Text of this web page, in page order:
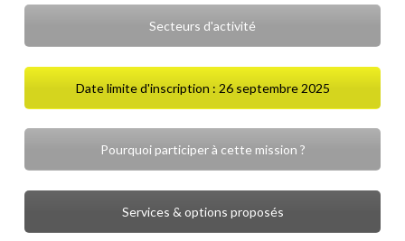
Secteurs d'activité
Date limite d'inscription : 26 septembre 2025
Pourquoi participer à cette mission ?
Services & options proposés